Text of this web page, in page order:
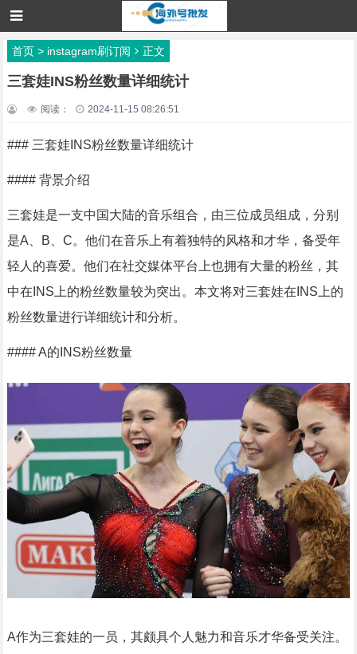
首页> instagram刷订阅 正文
三套娃INS粉丝数量详细统计
阅读： 2024-11-15 08:26:51
### 三套娃INS粉丝数量详细统计
#### 背景介绍
三套娃是一支中国大陆的音乐组合，由三位成员组成，分别
是A、B、C。他们在音乐上有着独特的风格和才华，备受年
轻人的喜爱。他们在社交媒体平台上也拥有大量的粉丝，其
中在INS上的粉丝数量较为突出。本文将对三套娃在INS上的
粉丝数量进行详细统计和分析。
#### A的INS粉丝数量
A作为三套娃的一员，其颇具个人魅力和音乐才华备受关注。